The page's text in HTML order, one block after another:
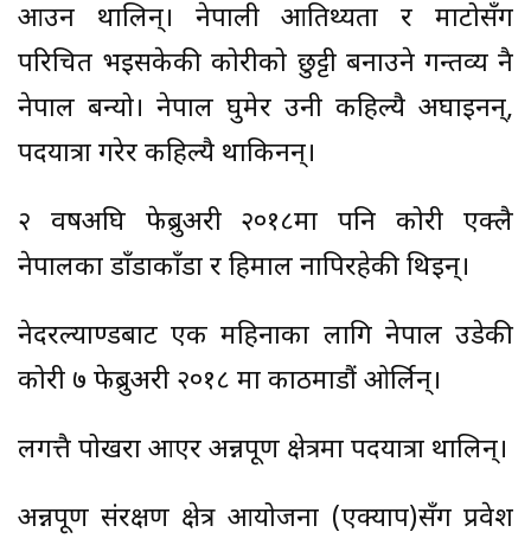
आउन थालिन्। नेपाली आतिथ्यता र माटोसँग
परिचित भइसकेकी कोरीको छुट्टी बनाउने गन्तव्य नै
नेपाल बन्यो। नेपाल घुमेर उनी कहिल्यै अघाइनन्,
पदयात्रा गरेर कहिल्यै थाकिनन्।
२ वर्षअघि फेब्रुअरी २०१८मा पनि कोरी एक्लै
नेपालका डाँडाकाँडा र हिमाल नापिरहेकी थिइन्।
नेदरल्याण्डबाट एक महिनाका लागि नेपाल उडेकी
कोरी ७ फेब्रुअरी २०१८ मा काठमाडौं ओर्लिन्।
लगत्तै पोखरा आएर अन्नपूर्ण क्षेत्रमा पदयात्रा थालिन्।
अन्नपूर्ण संरक्षण क्षेत्र आयोजना (एक्याप)सँग प्रवेश